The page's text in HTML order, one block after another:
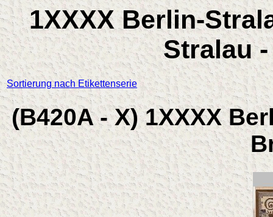
1XXXX Berlin-
Stralau
Sortierung nach Etikettenserie
(B420A - X) 1XXXX